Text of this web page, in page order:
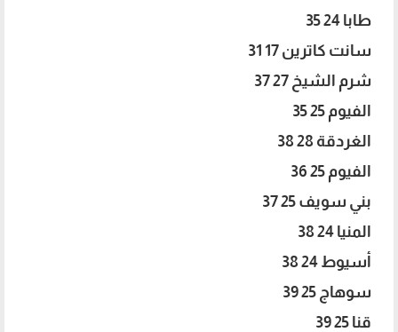
طابا 24 35
سانت كاترين 17 31
شرم الشيخ 27 37
الفيوم 25 35
الغردقة 28 38
الفيوم 25 36
بني سويف 25 37
المنيا 24 38
أسيوط 24 38
سوهاج 25 39
قنا 25 39